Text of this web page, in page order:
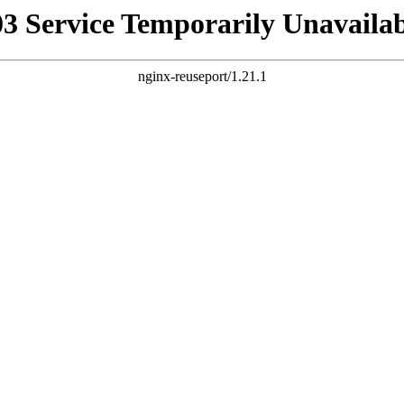
Service Temporarily
nginx-reuseport/1.21.1